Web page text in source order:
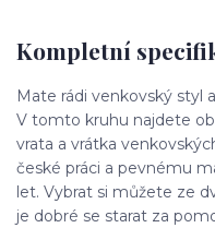
Kompletní
Mate rádi venkovský styl
V tomto kruhu najdete
vrata a vrátka
české práci a pevnému
let. Vybrat si můžete ze
je dobré se starat za